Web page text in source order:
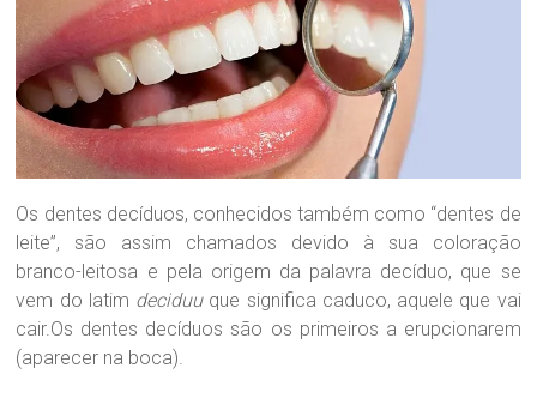
o
n
t
o
l
ó
g
i
c
a
D
r
a
.
Os dentes decíduos, conhecidos também como “dentes de
leite”, são assim chamados devido à sua coloração
branco-leitosa e pela origem da palavra decíduo, que se
vem do latim deciduuque significa caduco, aquele que vai
cair.Os dentes decíduos são os primeiros a erupcionarem
(aparecer na boca).